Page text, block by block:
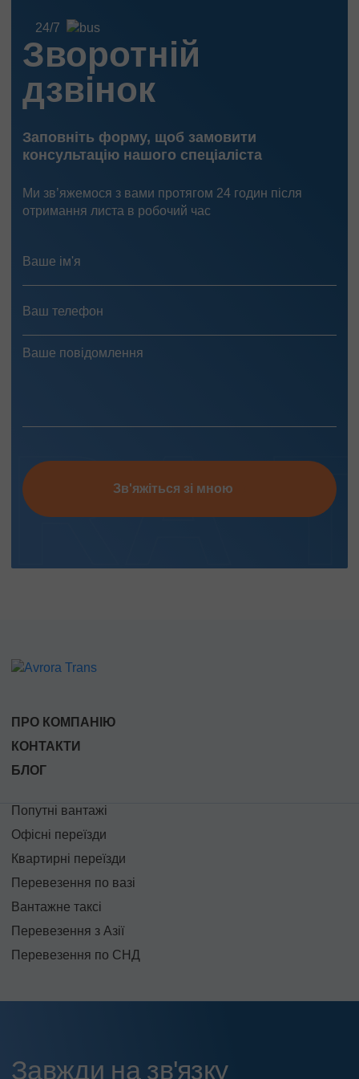
Перевезення маніпулятором
Перевезення бусом
Перевезення бортовою Газеллю
За видом вантажів
Перевезення речей
Перевезення продуктів харчування
Перевезення лісу
Перевезення палива
Перевезення меблів
Перевезення алкоголю
Перевезення побутової хімії
Вантажоперевезення добрив
24/7
Зворотній
дзвінок
Заповніть форму, щоб замовити
консультацію нашого спеціаліста
Ми зв’яжемося з вами протягом 24 годин після
отримання листа в робочий час
Зв'яжіться зі мною
ПРО КОМПАНІЮ
КОНТАКТИ
БЛОГ
Попутні вантажі
Офісні переїзди
Квартирні переїзди
Перевезення по вазі
Вантажне таксі
Перевезення з Азії
Перевезення по СНД
Завжди на зв'язку